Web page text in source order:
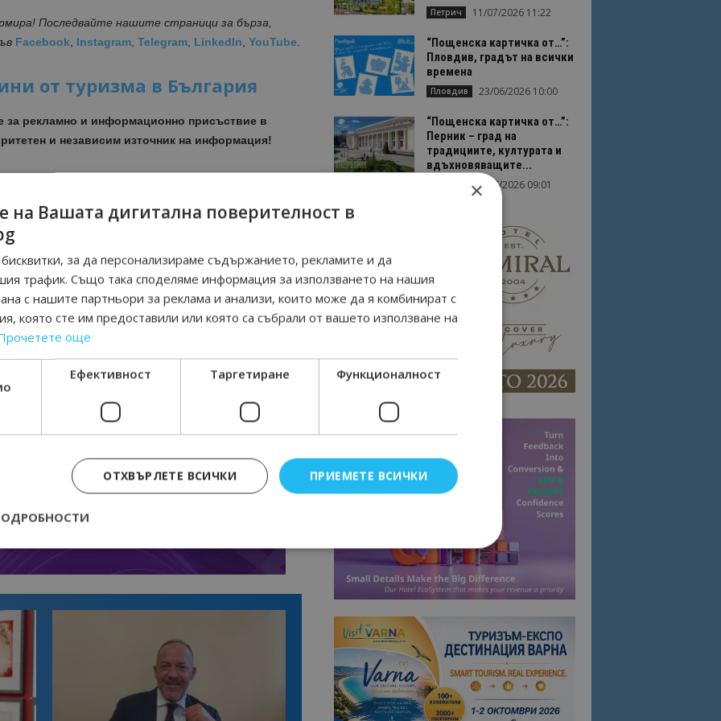
Последвайте нашите страници за бърза,
Facebook Instagram Telegram LinkedIn YouTube
от туризма в България
за рекламно и информационно присъствие в
и независим източник на информация!
НА АВИОКОМПАНИИ, ТУРОПЕРАТОРИ И
КАНАЛА НА BGTOURISM.BG -
ТУК!
в Google News Showcase
Петрич 11/07/2026 11:22
“Пощенска картичка от…”:
Пловдив, градът на всички
времена
Пловдив 23/06/2026 10:00
“Пощенска картичка от…”:
Перник – град на
традициите, културата и
вдъхновяващите...
17/06/2026 09:01
×
на Вашата дигитална поверителност в
за да персонализираме съдържанието, рекламите и да
трафик. Също така споделяме информация за използването на нашия
с нашите партньори за реклама и анализи, които може да я комбинират с
която сте им предоставили или която са събрали от вашето използване на
още
Ефективност Таргетиране Функционалност
ПРИЕМЕТЕ ВСИЧКИ
ОТХВЪРЛЕТЕ ВСИЧКИ
Функционалност
бисквитки позволяват основната функционалност на уебсайта, като потребителско влизане и
Уебсайтът не може да се използва правилно без строго необходими бисквитки.
Валиден
Описание
7 дни
Тази бисквитка се използва, за да запомните съгласието
на потребителя за използването на бисквитки на сайта.